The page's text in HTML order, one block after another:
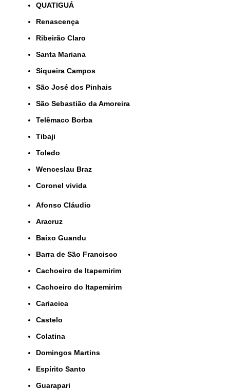
QUATIGUÁ
Renascença
Ribeirão Claro
Santa Mariana
Siqueira Campos
São José dos Pinhais
São Sebastião da Amoreira
Telêmaco Borba
Tibaji
Toledo
Wenceslau Braz
coronel vivida
Afonso Cláudio
Aracruz
Baixo Guandu
Barra de São Francisco
Cachoeiro de Itapemirim
Cachoeiro do Itapemirim
Cariacica
Castelo
Colatina
Domingos Martins
Espírito Santo
Guarapari